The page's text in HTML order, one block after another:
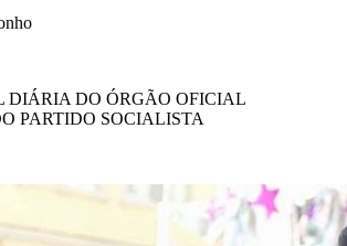
DIÁRIA DO ÓRGÃO OFICIAL
PARTIDO SOCIALISTA